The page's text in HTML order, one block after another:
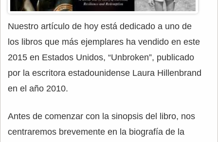
Nuestro artículo de hoy está dedicado a uno de
los libros que más ejemplares ha vendido en este
2015 en Estados Unidos, “Unbroken”, publicado
por la escritora estadounidense Laura Hillenbrand
en el año 2010.
Antes de comenzar con la sinopsis del libro, nos
centraremos brevemente en la biografía de la